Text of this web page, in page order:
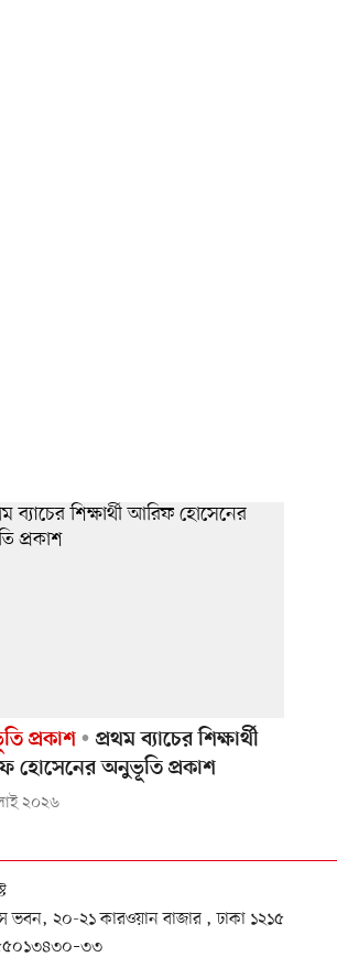
প্রকাশ
প্রথম ব্যাচের শিক্ষার্থী
হোসেনের অনুভূতি প্রকাশ
২০২৬
ভবন, ২০-২১ কারওয়ান বাজার , ঢাকা ১২১৫